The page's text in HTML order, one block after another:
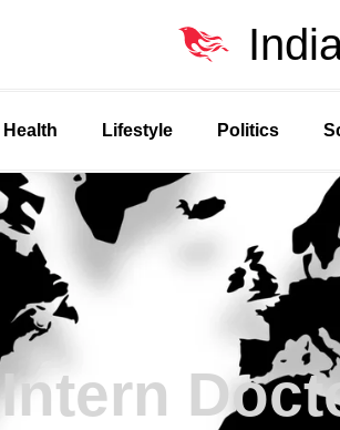
Health Lifestyle Politics
Intern